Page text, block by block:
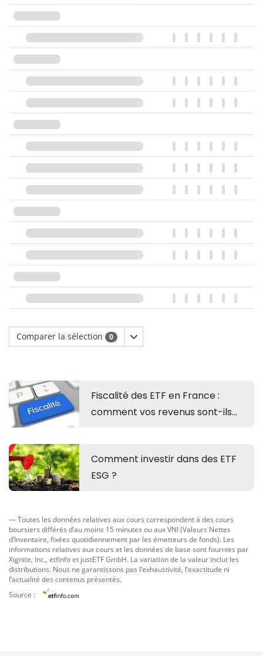
Comparer la sélection 0
— Toutes les données relatives aux cours correspondent à des cours
boursiers différés d’au moins 15 minutes ou aux VNI (Valeurs Nettes
d’Inventaire, fixées quotidiennement par les émetteurs de fonds). Les
informations relatives aux cours et les données de base sont fournies par
Xignite, Inc. etfinfoet justETF GmbH. La variation de la valeur inclut les
distributions. Nous ne garantissons pas l’exhaustivité, l’exactitude ni
l’actualité des contenus présentés.
Source :